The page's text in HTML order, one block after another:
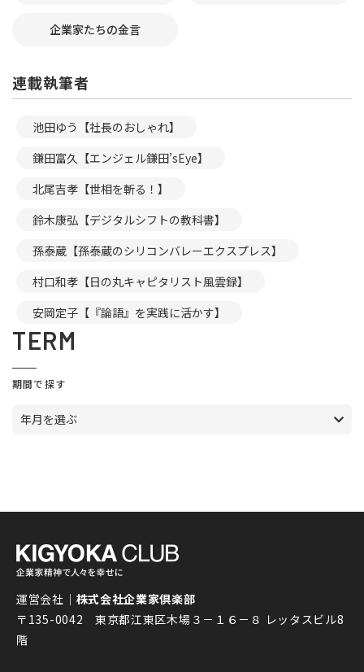
企業家たちの金言
連載執筆者
池田ゆう【社長のおしゃれ】
鎌田富久【エンジェル鎌田’sEye】
北尾吉孝【世相を斬る！】
鈴木康弘【デジタルシフトの教科書】
孫泰蔵【孫泰蔵のシリコンバレーエクスプレス】
村口和孝【日の丸キャピタリスト風雲録】
安岡定子【『論語』を実践に活かす】
TERM
期間で探す
年月を選ぶ
運営会社｜ 株式会社企業家倶楽部
〒135-0042 東京都江東区木場３－１６－８ レッタスビル8
階